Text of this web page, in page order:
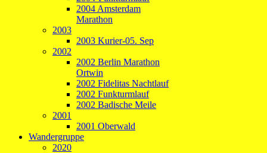
2004 Amsterdam
Marathon
2003
2003 Kurier-05. Sep
2002
2002 Berlin Marathon
Ortwin
2002 Fidelitas Nachtlauf
2002 Funkturmlauf
2002 Badische Meile
2001
2001 Oberwald
Wandergruppe
2020